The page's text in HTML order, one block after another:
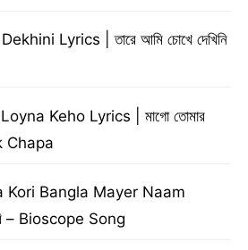
Lyrics | তারে আমি চোখে দেখিনি
Keho Lyrics | মাগো তোমার
Chapa
Kori Bangla Mayer Naam
– Bioscope Song